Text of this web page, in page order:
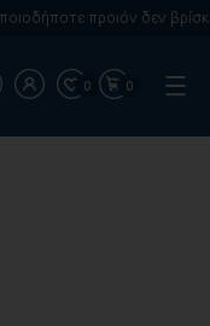
προιόν δεν
0 0